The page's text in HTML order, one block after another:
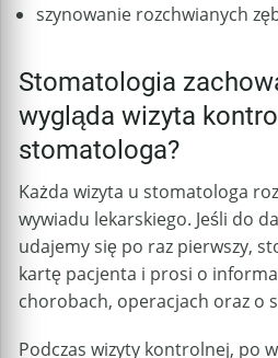
szynowanie rozchwianych
Stomatologia
wygląda wizyta
stomatologa?
Każda wizyta u stomatologa
wywiadu lekarskiego. Jeśli do
udajemy się po raz pierwszy,
kartę pacjenta i prosi o
chorobach, operacjach oraz o
Podczas wizyty kontrolnej, po